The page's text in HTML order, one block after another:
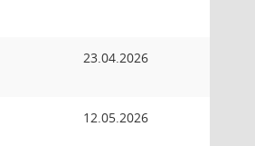
23.04.2026
12.05.2026